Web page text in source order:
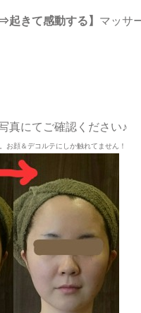
起きて感動する】 マッサ
真にてご確認ください♪
お顔＆デコルテにしか触れてません！